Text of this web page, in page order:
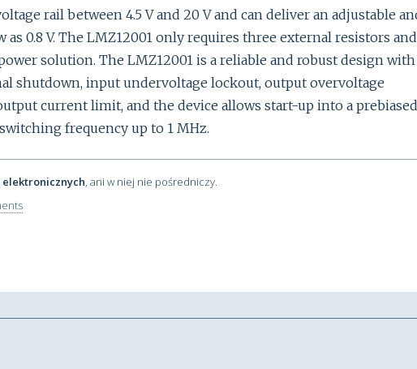
rail between 4.5 V and 20 V and can deliver an adjustable
0.8 V. The LMZ12001 only requires three external resistors
solution. The LMZ12001 is a reliable and robust design
shutdown, input undervoltage lockout, output overvoltage
current limit, and the device allows start-up into a prebiased
frequency up to 1 MHz.
, ani w niej nie pośredniczy.